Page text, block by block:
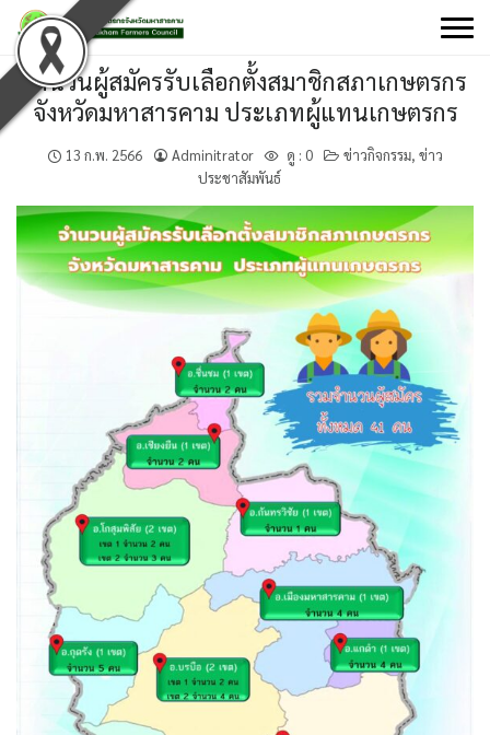
Skip
to
content
จำนวนผู้สมัครรับเลือกตั้งสมาชิกสภาเกษตรกร
จังหวัดมหาสารคาม ประเภทผู้แทนเกษตรกร
13 ก.พ. 2566 Adminitrator ดู : 0 ข่าวกิจกรรม, ข่าว
ประชาสัมพันธ์